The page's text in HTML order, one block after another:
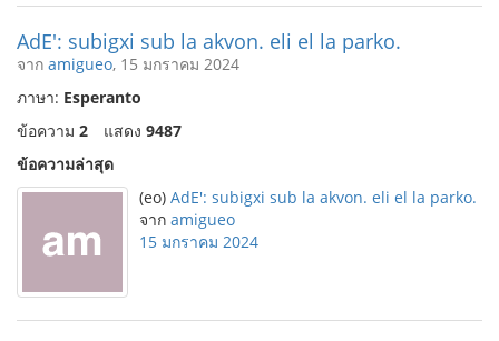
AdE': subigxi sub la akvon. eli el la parko.
จาก amigueo, 15 มกราคม 2024
ภาษา: Esperanto
ข้อความ 2 แสดง 9487
ข้อความล่าสุด
(eo) AdE': subigxi sub la akvon. eli el la parko.
จาก amigueo
15 มกราคม 2024